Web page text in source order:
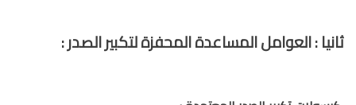
ثانيا : العوامل المساعدة المحفزة لتكبير الصدر :